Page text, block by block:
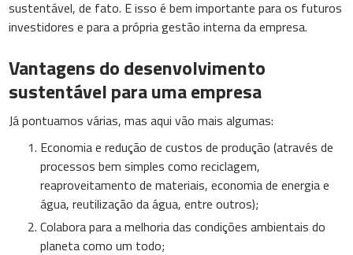
sustentável, de fato. E isso é bem importante para os futuros
investidores e para a própria gestão interna da empresa.
Vantagens do desenvolvimento
sustentável para uma empresa
Já pontuamos várias, mas aqui vão mais algumas:
Economia e redução de custos de produção (através de
processos bem simples como reciclagem,
reaproveitamento de materiais, economia de energia e
água, reutilização da água, entre outros);
Colabora para a melhoria das condições ambientais do
planeta como um todo;